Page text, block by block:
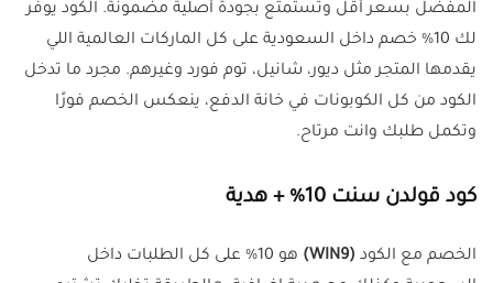
المفضل بسعر أقل وتستمتع بجودة أصلية مضمونة. الكود يوفّر
لك 10% خصم داخل السعودية على كل الماركات العالمية اللي
يقدمها المتجر مثل ديور، شانيل، توم فورد وغيرهم. مجرد ما تدخل
الكود من كل الكوبونات في خانة الدفع، ينعكس الخصم فورًا
وتكمل طلبك وانت مرتاح.
كود قولدن سنت 10% + هدية
الخصم مع الكود (WIN9)
هو 10% على كل الطلبات داخل